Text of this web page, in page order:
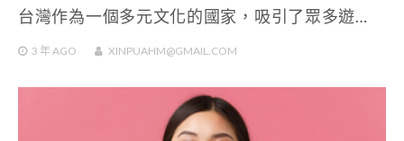
台灣作為一個多元文化的國家，吸引了眾多遊…
3 年 AGO XINPUAHM@GMAIL.COM